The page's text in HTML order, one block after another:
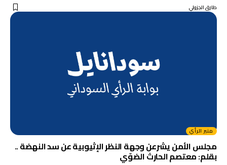
طارق الجزولي
منبر الرأي
مجلس الأمن يشرعن وجهة النظر الإثيوبية عن سد النهضة ..
بقلم: معتصم الحارث الضوّي